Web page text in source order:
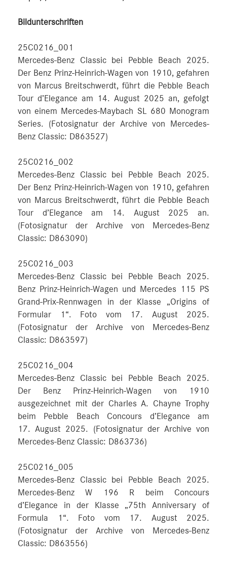
Bildunterschriften
25C0216_001
Mercedes-Benz Classic bei Pebble Beach 2025.
Der Benz Prinz-Heinrich-Wagen von 1910, gefahren
von Marcus Breitschwerdt, führt die Pebble Beach
Tour d’Elegance am 14. August 2025 an, gefolgt
von einem Mercedes-Maybach SL 680 Monogram
Series. (Fotosignatur der Archive von Mercedes-
Benz Classic: D863527)
25C0216_002
Mercedes-Benz Classic bei Pebble Beach 2025.
Der Benz Prinz-Heinrich-Wagen von 1910, gefahren
von Marcus Breitschwerdt, führt die Pebble Beach
Tour d’Elegance am 14. August 2025 an.
(Fotosignatur der Archive von Mercedes-Benz
Classic: D863090)
25C0216_003
Mercedes-Benz Classic bei Pebble Beach 2025.
Benz Prinz-Heinrich-Wagen und Mercedes 115 PS
Grand-Prix-Rennwagen in der Klasse „Origins of
Formular 1“. Foto vom 17. August 2025.
(Fotosignatur der Archive von Mercedes-Benz
Classic: D863597)
25C0216_004
Mercedes-Benz Classic bei Pebble Beach 2025.
Der Benz Prinz-Heinrich-Wagen von 1910
ausgezeichnet mit der Charles A. Chayne Trophy
beim Pebble Beach Concours d’Elegance am
17. August 2025. (Fotosignatur der Archive von
Mercedes-Benz Classic: D863736)
25C0216_005
Mercedes-Benz Classic bei Pebble Beach 2025.
Mercedes-Benz W 196 R beim Concours
d’Elegance in der Klasse „75th Anniversary of
Formula 1“. Foto vom 17. August 2025.
(Fotosignatur der Archive von Mercedes-Benz
Classic: D863556)